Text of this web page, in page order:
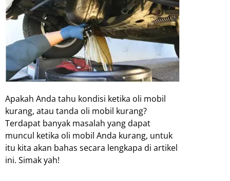
Apakah Anda tahu kondisi ketika oli mobil
kurang, atau tanda oli mobil kurang?
Terdapat banyak masalah yang dapat
muncul ketika oli mobil Anda kurang, untuk
itu kita akan bahas secara lengkapa di artikel
ini. Simak yah!